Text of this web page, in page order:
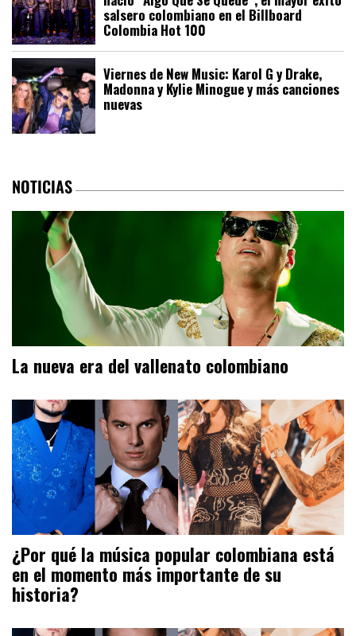
salsero colombiano en el Billboard
Colombia Hot 100
Viernes de New Music: Karol G y Drake,
Madonna y Kylie Minogue y más canciones
nuevas
NOTICIAS
La nueva era del vallenato colombiano
¿Por qué la música popular colombiana está
en el momento más importante de su
historia?